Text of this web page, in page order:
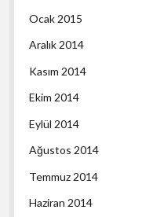
Ocak 2015
Aralık 2014
Kasım 2014
Ekim 2014
Eylül 2014
Ağustos 2014
Temmuz 2014
Haziran 2014